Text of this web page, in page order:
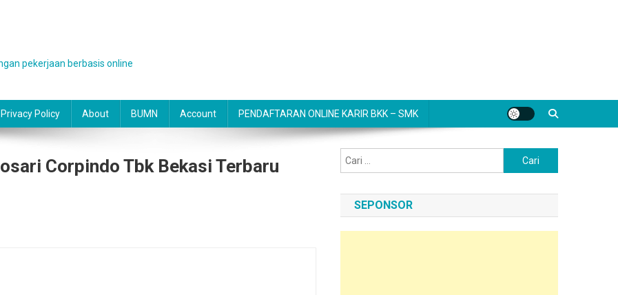
pekerjaan berbasis online
Privacy Policy About BUMN Account PENDAFTARAN ONLINE KARIR BKK – SMK
Corpindo Tbk Bekasi Terbaru
untuk:
SEPONSOR